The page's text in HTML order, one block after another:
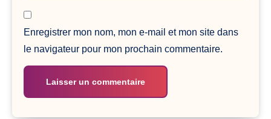
Enregistrer mon nom, mon e-mail et mon site dans
le navigateur pour mon prochain commentaire.